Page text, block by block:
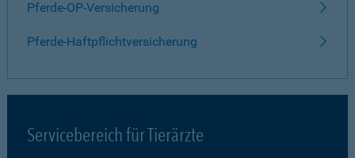
Pferde-OP-Versicherung
Pferde-Haftpflichtversicherung
Servicebereich für Tierärzte